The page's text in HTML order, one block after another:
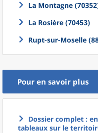
La Montagne
La Rosière (70453)
Rupt-sur-Moselle
Pour en savoir plus
Dossier complet :
tableaux sur le